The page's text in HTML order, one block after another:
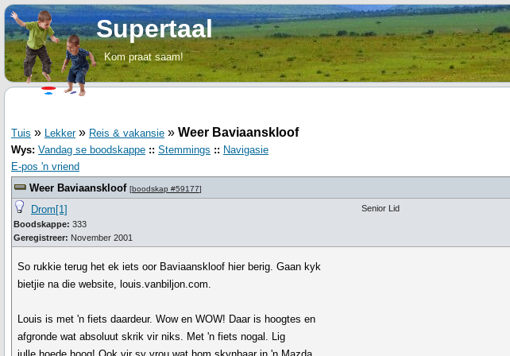
Supertaal
Kom praat saam!
Tuis » Lekker» Reis & vakansie » Weer Baviaanskloof
Wys: Vandag se boodskappe :: Stemmings :: Navigasie
E-pos 'n vriend
Weer Baviaanskloof [boodskap #59177]
Drom[1]
Boodskappe: 333
Geregistreer: November 2001
Senior Lid
So rukkie terug het ek iets oor Baviaanskloof hier berig. Gaan kyk
bietjie na die website, louis.vanbiljon.com.
Louis is met 'n fiets daardeur. Wow en WOW! Daar is hoogtes en
afgronde wat absoluut skrik vir niks. Met 'n fiets nogal. Lig